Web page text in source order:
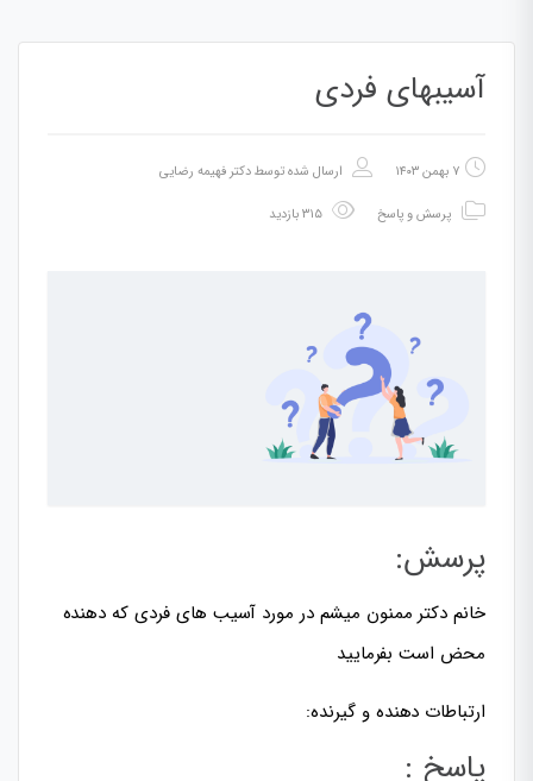
آسیبهای فردی
۷ بهمن ۱۴۰۳ ارسال شده توسطدکتر فهیمه رضایی
پرسش و پاسخ ۳۱۵ بازدید
پرسش:
خانم دکتر ممنون میشم در مورد آسیب های فردی که دهنده
محض است بفرمایید
ارتباطات دهنده و گیرنده:
پاسخ :